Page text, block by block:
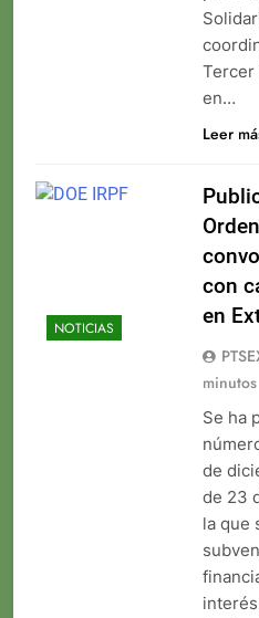
Tercer
en…
Leer
NOTICIAS
con
en
minutos
Se ha
de
de 23
la que